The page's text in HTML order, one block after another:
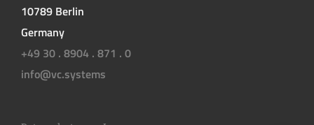
10789 Berlin
Germany
+49 30 . 8904 . 871 . 0
info@vc.systems